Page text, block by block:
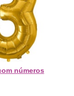
números